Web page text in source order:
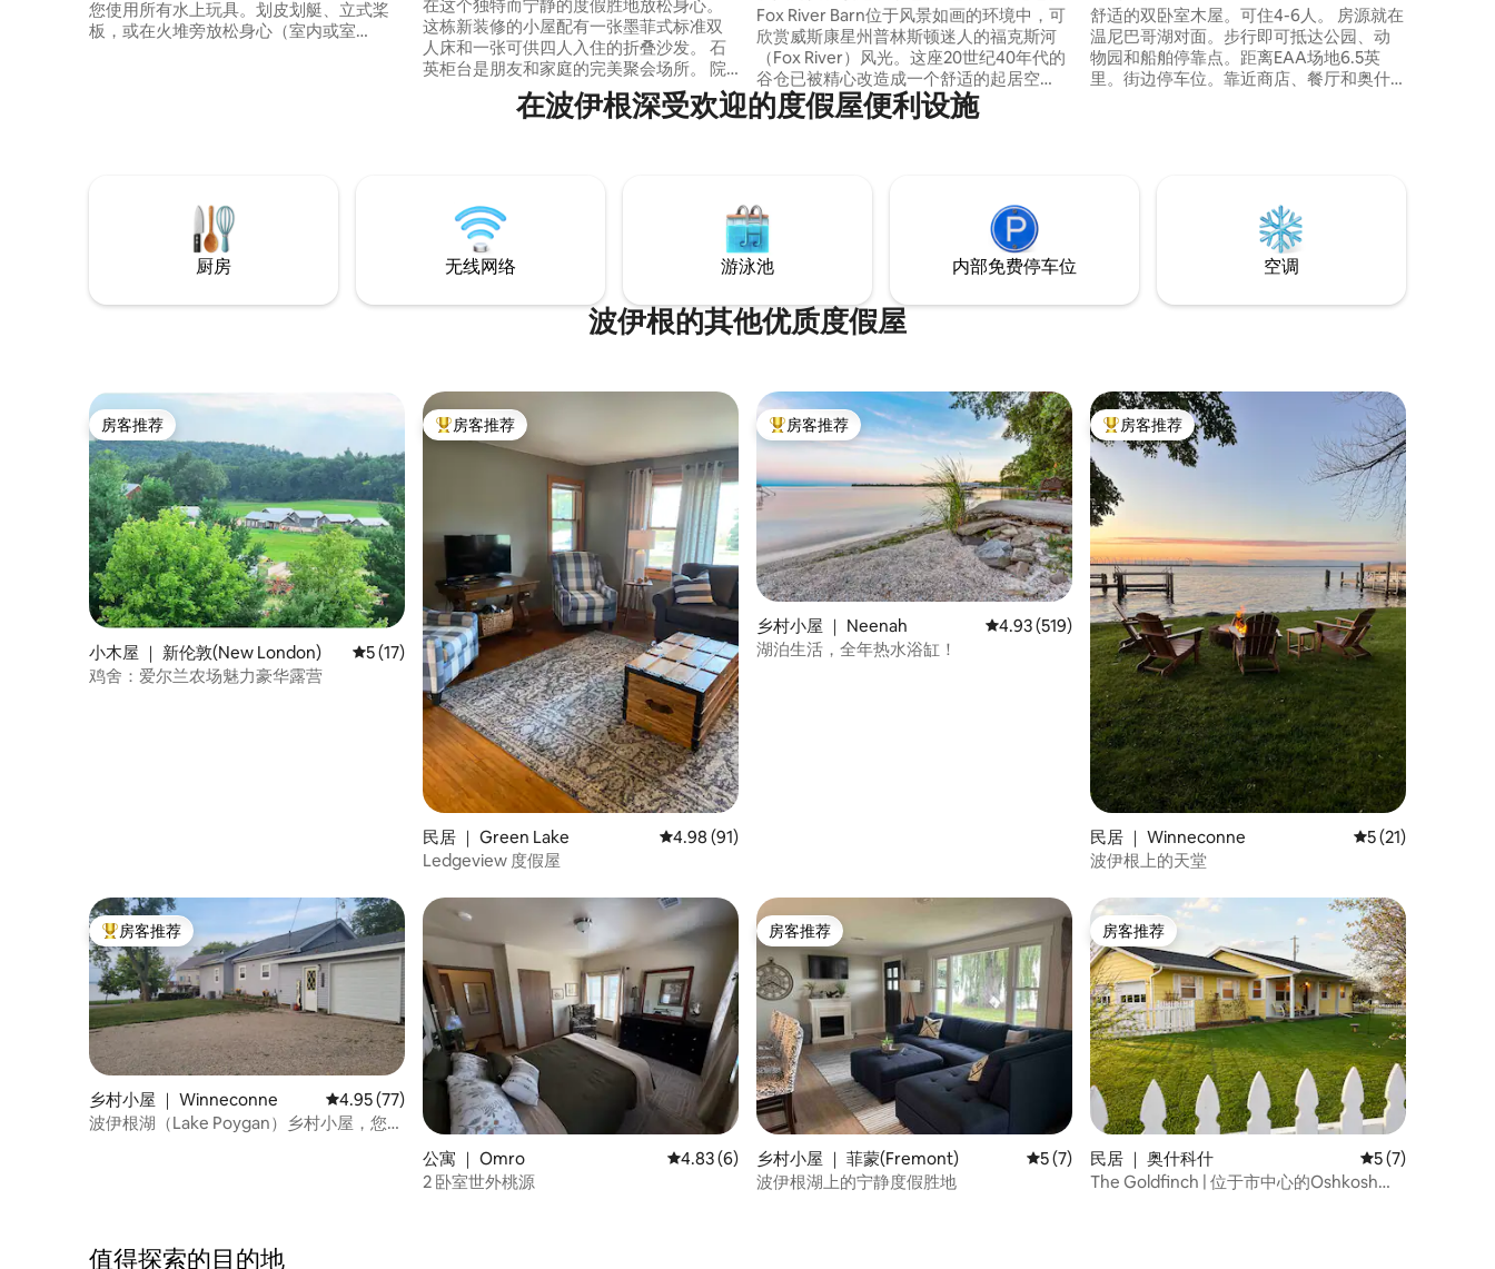
您使用所有水上玩具。划皮划艇、立式桨
板，或在火堆旁放松身心（室内或室
在这个独特而宁静的度假胜地放松身心。
这栋新装修的小屋配有一张墨菲式标准双
人床和一张可供四人入住的折叠沙发。 石
英柜台是朋友和家庭的完美聚会场所。 院
子里有足够的空间放置您的船或其他玩
Fox River Barn位于风景如画的环境中，可
欣赏威斯康星州普林斯顿迷人的福克斯河
（Fox River）风光。这座20世纪40年代的
谷仓已被精心改造成一个舒适的起居空
间，配备现代化的设施和便利设施，是浪
漫度假或远离城市喧嚣的完美度假胜地。
于所有不同的用途。
舒适的双卧室木屋。可住4-6人。 房源就在
温尼巴哥湖对面。步行即可抵达公园、动
物园和船舶停靠点。距离EAA场地6.5英
里。街边停车位。靠近商店、餐厅和奥什
的家庭入住。立即预订！
在波伊根深受欢迎的度假屋便利设施
厨房 无线网络 游泳池 内部免费停车位 空调
波伊根的其他优质度假屋
房客推荐
房客推荐
小木屋 ｜ 新伦敦(New London) 平均评分 5 分（满分 5 分），共 17 条评价
5 (17)
鸡舍：爱尔兰农场魅力豪华露营
热门「房客推荐」
房客推荐
民居 ｜ Green Lake 平均评分 4.98 分（满分 5 分），共 91 条评价
4.98 (91)
Ledgeview 度假屋
热门「房客推荐」
房客推荐
乡村小屋 ｜ Neenah 平均评分 4.93 分（满分 5 分），共 519 条评价
4.93 (519)
湖泊生活，全年热水浴缸！
热门「房客推荐」
房客推荐
民居 ｜ Winneconne 平均评分 5 分（满
5 (21)
波伊根上的天堂
热门「房客推荐」
房客推荐
乡村小屋 ｜ Winneconne 平均评分 4.95 分（满分 5 分），共 77 条评价
4.95 (77)
波伊根湖（Lake Poygan）乡村小屋，您可
公寓 ｜ Omro 平均评分 4.83 分（满分 5 分），共 6 条评价
4.83 (6)
2 卧室世外桃源
房客推荐
房客推荐
乡村小屋 ｜ 菲蒙(Fremont) 平均评分 5 分（满分 5 分），共 7 条评价
5 (7)
波伊根湖上的宁静度假胜地
房客推荐
房客推荐
民居 ｜ 奥什科什 平均评分 5 分（
5 (7)
The Goldfinch | 位于市中心的Oshkosh宝
值得探索的目的地